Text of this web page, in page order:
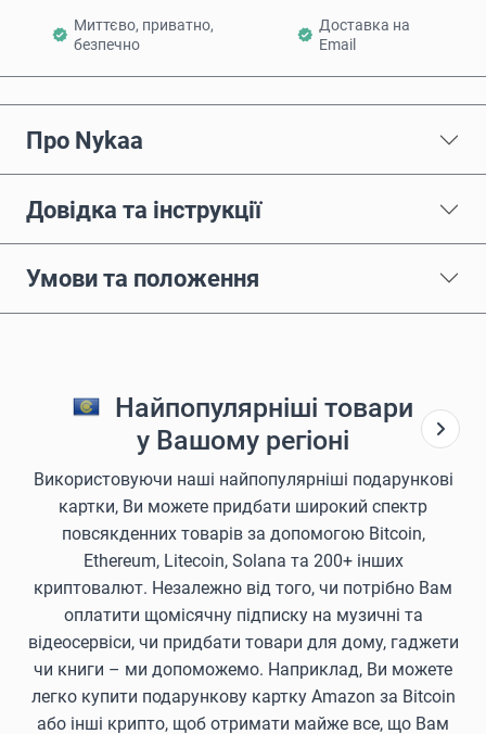
Миттєво, приватно,
безпечно
Доставка на
Email
Про Nykaa
Довідка та інструкції
Умови та положення
Найпопулярніші товари
у Вашому регіоні
Використовуючи наші найпопулярніші подарункові
картки, Ви можете придбати широкий спектр
повсякденних товарів за допомогою Bitcoin,
Ethereum, Litecoin, Solana та 200+ інших
криптовалют. Незалежно від того, чи потрібно Вам
оплатити щомісячну підписку на музичні та
відеосервіси, чи придбати товари для дому, гаджети
чи книги – ми допоможемо. Наприклад, Ви можете
легко купити подарункову картку Amazon за Bitcoin
або інші крипто, щоб отримати майже все, що Вам